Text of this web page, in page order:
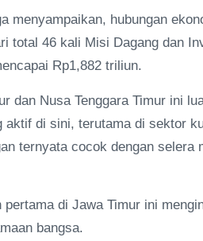
menyampaikan, hubungan
total 46 kali Misi Dagang dan
Rp1,882 triliun.
dan Nusa Tenggara Timur ini
aktif di sini, terutama di sektor
ternyata cocok dengan selera
di Jawa Timur ini
bangsa.